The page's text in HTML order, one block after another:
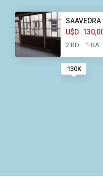
130K
U$D
2 BD 1 BA